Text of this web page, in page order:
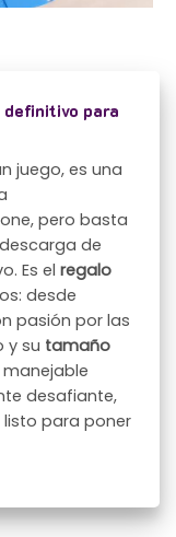
definitivo para
juego, es una
pero basta
de
Es elregalo
desde
pasión por las
y su tamaño
desafiante,
para poner